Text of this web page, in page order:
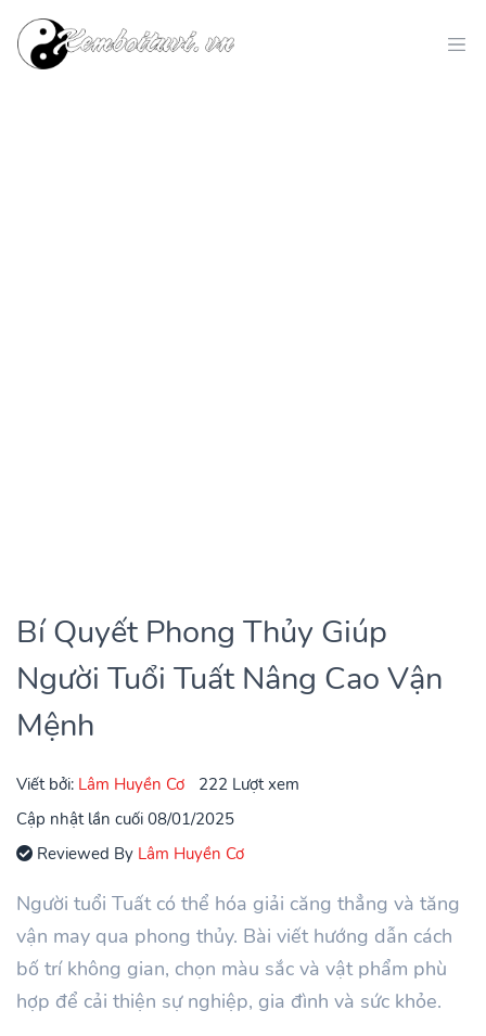
Bí Quyết Phong Thủy Giúp
Người Tuổi Tuất Nâng Cao Vận
Mệnh
Viết bởi: Lâm Huyền Cơ
222 Lượt xem
Cập nhật lần cuối 08/01/2025
Reviewed By Lâm Huyền Cơ
Người tuổi Tuất có thể hóa giải căng thẳng và tăng
vận may qua phong thủy. Bài viết hướng dẫn cách
bố trí không gian, chọn màu sắc và vật phẩm phù
hợp để cải thiện sự nghiệp, gia đình và sức khỏe.